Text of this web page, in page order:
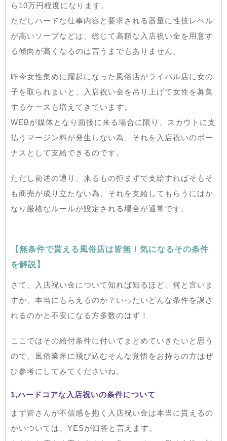
ら10万円程度になります。
ただしハードな仕事内容と要求される器量に性技レベル
が高いソープなどは、総じて高額な入店祝い金を用意す
る傾向が高くなるのは言うまでもありません。
昨今女性集めに躍起になった風俗店がライバル店に女の
子を取られまいと、入店祝い金を吊り上げて女性を募集
するケースも増えてきています。
WEBが媒体となり面接に来る場合に限り、スカウトに支
払うマージン料が発生しない為、それを入店祝いのボー
ナスとして支給できるのです。
ただし前述の通り、来るもの拒まずで支給すればそもそ
も商売が成り立たない為、それを支給してもらうにはか
なり厳格なルールが設定される場合が通常です。
【無条件で貰える風俗店は皆無！気になるその条件
を解説】
さて、入店祝い金について知れば知るほど、何と言いま
すか、本当にもらえるのか？いったいどんな条件を課さ
れるのかと不安になる方多数のはず！
ここではその給付条件に付いてまとめていきたいと思う
ので、風俗業界に飛び込むそんな覚悟をお持ちの方はぜ
ひ参考にしてみてくださいね。
1,ハードコアな入店祝いの条件について
まず皆さんが不信感を抱く入店祝い金は本当に貰えるの
かいついては、YESが回答と言えます。